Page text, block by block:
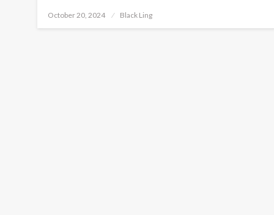
Posted
October 20, 2024 Black Ling